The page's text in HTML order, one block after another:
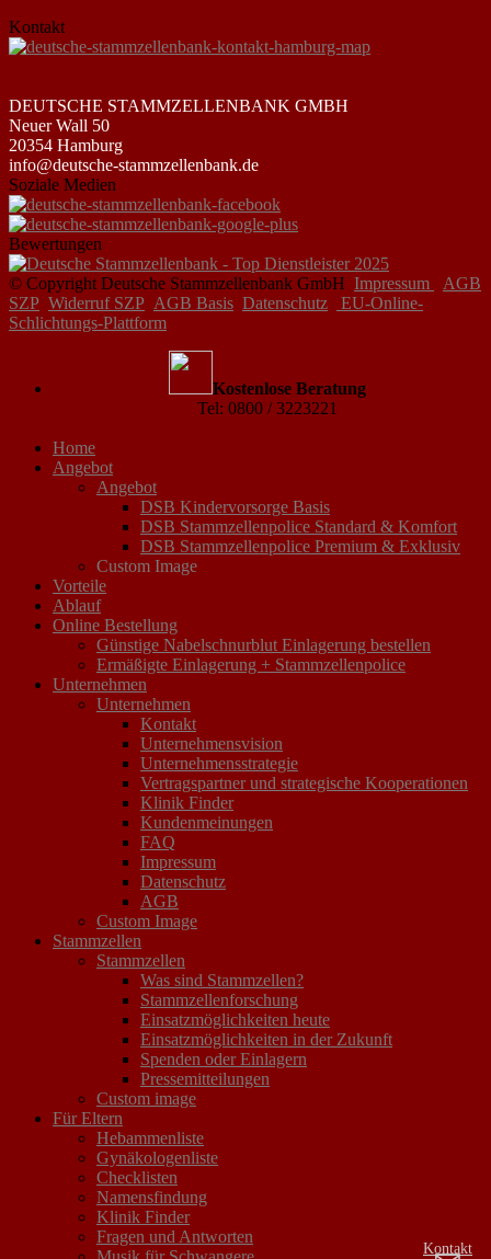
Kontakt
DEUTSCHE STAMMZELLENBANK GMBH
Neuer Wall 50
20354 Hamburg
info@deutsche-stammzellenbank.de
Soziale Medien
Bewertungen
© Copyright Deutsche Stammzellenbank GmbH Impressum
AGB
SZP Widerruf SZP AGB Basis Datenschutz
EU-Online-
Schlichtungs-Plattform
Kontakt
Kostenlose Beratung
Tel: 0800 / 3223221
Home
Angebot
Angebot
DSB Kindervorsorge Basis
DSB Stammzellenpolice Standard & Komfort
DSB Stammzellenpolice Premium & Exklusiv
Custom Image
Vorteile
Ablauf
Online Bestellung
Günstige Nabelschnurblut Einlagerung bestellen
Ermäßigte Einlagerung + Stammzellenpolice
Unternehmen
Unternehmen
Kontakt
Unternehmensvision
Unternehmensstrategie
Vertragspartner und strategische Kooperationen
Klinik Finder
Kundenmeinungen
FAQ
Impressum
Datenschutz
AGB
Custom Image
Stammzellen
Stammzellen
Was sind Stammzellen?
Stammzellenforschung
Einsatzmöglichkeiten heute
Einsatzmöglichkeiten in der Zukunft
Spenden oder Einlagern
Pressemitteilungen
Custom image
Für Eltern
Hebammenliste
Gynäkologenliste
Checklisten
Namensfindung
Klinik Finder
Fragen und Antworten